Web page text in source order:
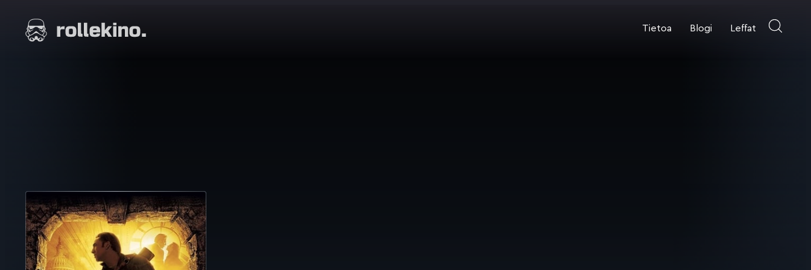
suoraan
sisältöön
Elokuvat ja elokuva-arviot | Rollekino.fi
Tietoa Blogi Leffat